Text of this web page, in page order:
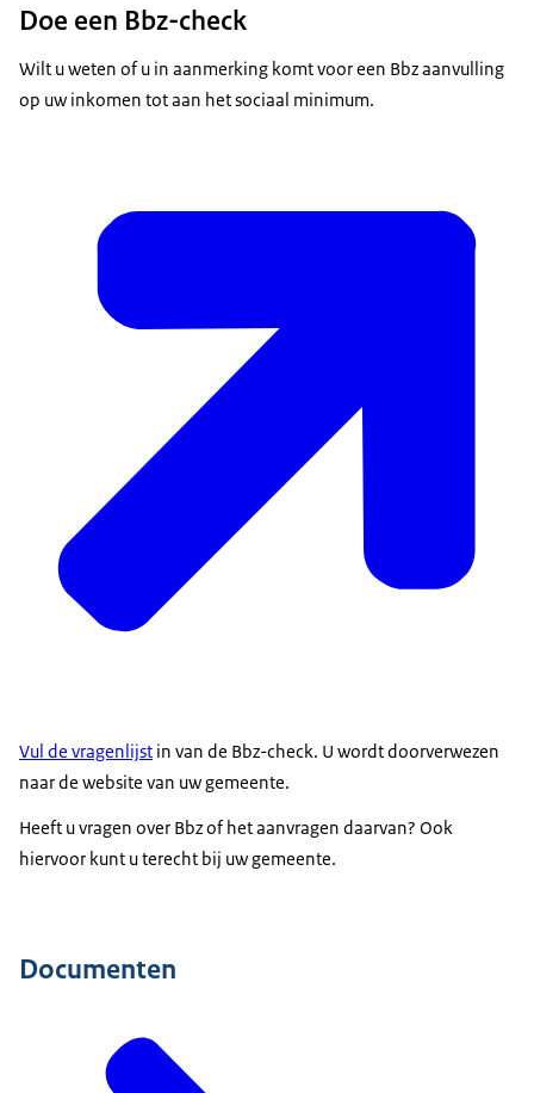
Doe een Bbz-check
Wilt u weten of u in aanmerking komt voor een Bbz aanvulling
op uw inkomen tot aan het sociaal minimum.
Vul de vragenlijst in van de Bbz-check. U wordt doorverwezen
naar de website van uw gemeente.
Heeft u vragen over Bbz of het aanvragen daarvan? Ook
hiervoor kunt u terecht bij uw gemeente.
Documenten